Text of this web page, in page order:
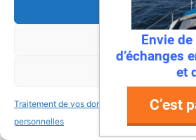
Accepter
Refuser
Voir les
Traitement de vos données
personnelles
Envie
d’échanges
et
C’est